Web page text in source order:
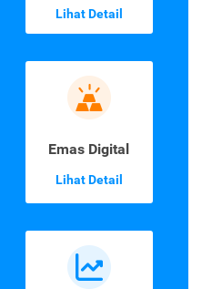
Lihat Detail
Emas Digital
Lihat Detail